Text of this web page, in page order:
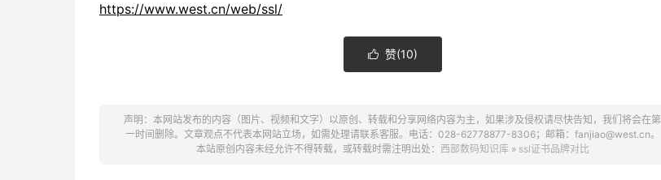
https://www.west.cn/web/ssl/
 赞(10)
声明：本网站发布的内容（图片、视频和文字）以原创、转载和分享网络内容为主，如果涉及侵权请尽快告知，我们将会在第
一时间删除。文章观点不代表本网站立场，如需处理请联系客服。电话：028-62778877-8306；邮箱：fanjiao@west.cn。
本站原创内容未经允许不得转载，或转载时需注明出处： 西部数码知识库» ssl证书品牌对比